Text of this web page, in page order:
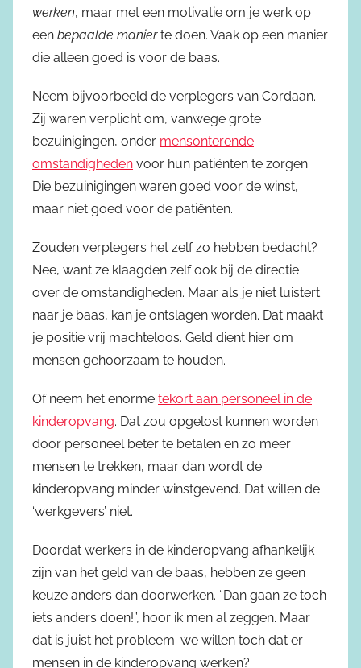
werken, maar met een motivatie om je werk op
een bepaalde manierte doen. Vaak op een manier
die alleen goed is voor de baas.
Neem bijvoorbeeld de verplegers van Cordaan.
Zij waren verplicht om, vanwege grote
bezuinigingen, onder mensonterende
omstandigheden voor hun patiënten te zorgen.
Die bezuinigingen waren goed voor de winst,
maar niet goed voor de patiënten.
Zouden verplegers het zelf zo hebben bedacht?
Nee, want ze klaagden zelf ook bij de directie
over de omstandigheden. Maar als je niet luistert
naar je baas, kan je ontslagen worden. Dat maakt
je positie vrij machteloos. Geld dient hier om
mensen gehoorzaam te houden.
Of neem het enorme tekort aan personeel in de
kinderopvang. Dat zou opgelost kunnen worden
door personeel beter te betalen en zo meer
mensen te trekken, maar dan wordt de
kinderopvang minder winstgevend. Dat willen de
‘werkgevers’ niet.
Doordat werkers in de kinderopvang afhankelijk
zijn van het geld van de baas, hebben ze geen
keuze anders dan doorwerken. “Dan gaan ze toch
iets anders doen!”, hoor ik men al zeggen. Maar
dat is juist het probleem: we willen toch dat er
mensen in de kinderopvang werken?